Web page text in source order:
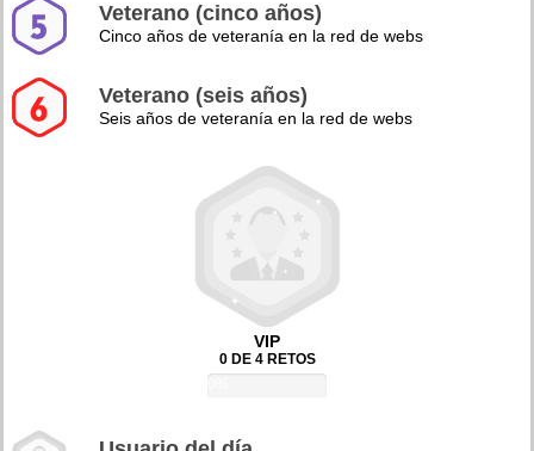
Veterano (cinco años)
Cinco años de veteranía en la red de webs
Veterano (seis años)
Seis años de veteranía en la red de webs
VIP
0 DE 4 RETOS